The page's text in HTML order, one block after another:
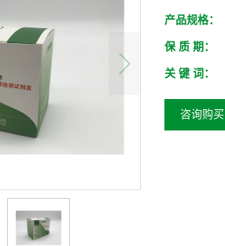
产品规格：
保 质 期：
关 键 词：
咨询购买